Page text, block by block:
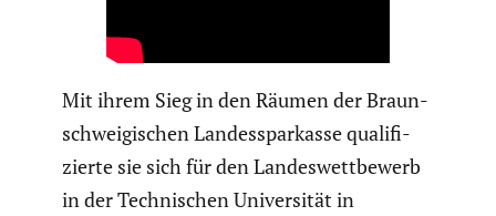
Mit ihrem Sieg in den Räumen der Braun­
schwei­gi­schen Landes­spar­kasse quali­fi­
zierte sie sich für den Landes­wett­be­werb
in der Techni­schen Univer­sität in